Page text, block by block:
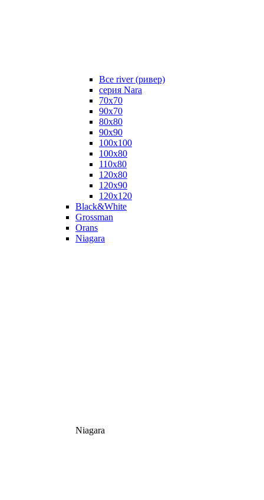
Все river (ривер)
серия Nara
70х70
90х70
80x80
90x90
100x100
100х80
110х80
120x80
120х90
120х120
Black&White
Grossman
Orans
Niagara
Niagara